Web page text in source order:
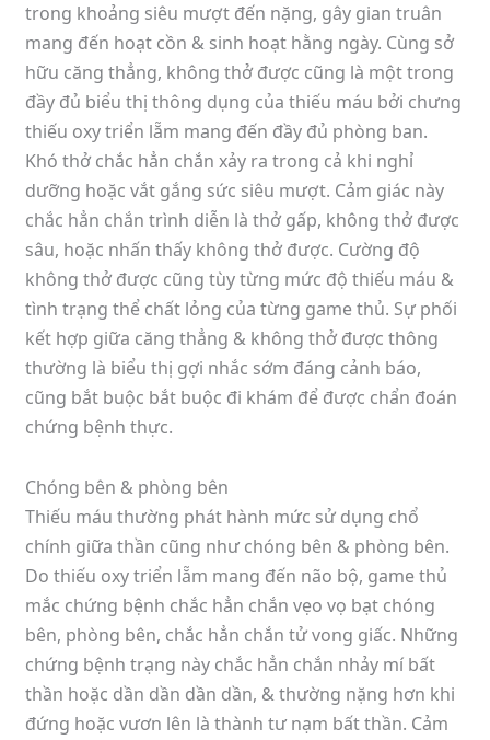
trong khoảng siêu mượt đến nặng, gây gian truân
mang đến hoạt cồn & sinh hoạt hằng ngày. Cùng sở
hữu căng thẳng, không thở được cũng là một trong
đầy đủ biểu thị thông dụng của thiếu máu bởi chưng
thiếu oxy triển lẵm mang đến đầy đủ phòng ban.
Khó thở chắc hẳn chắn xảy ra trong cả khi nghỉ
dưỡng hoặc vắt gắng sức siêu mượt. Cảm giác này
chắc hẳn chắn trình diễn là thở gấp, không thở được
sâu, hoặc nhấn thấy không thở được. Cường độ
không thở được cũng tùy từng mức độ thiếu máu &
tình trạng thể chất lỏng của từng game thủ. Sự phối
kết hợp giữa căng thẳng & không thở được thông
thường là biểu thị gợi nhắc sớm đáng cảnh báo,
cũng bắt buộc bắt buộc đi khám để được chẩn đoán
chứng bệnh thực.
Chóng bên & phòng bên
Thiếu máu thường phát hành mức sử dụng chổ
chính giữa thần cũng như chóng bên & phòng bên.
Do thiếu oxy triển lẵm mang đến não bộ, game thủ
mắc chứng bệnh chắc hẳn chắn vẹo vọ bạt chóng
bên, phòng bên, chắc hẳn chắn tử vong giấc. Những
chứng bệnh trạng này chắc hẳn chắn nhảy mí bất
thần hoặc dần dần dần dần, & thường nặng hơn khi
đứng hoặc vươn lên là thành tư nạm bất thần. Cảm